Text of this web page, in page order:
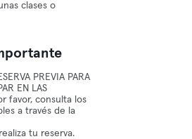
clases o
PREVIA PARA
EN LAS
favor, consulta los
a través de la
tu reserva.